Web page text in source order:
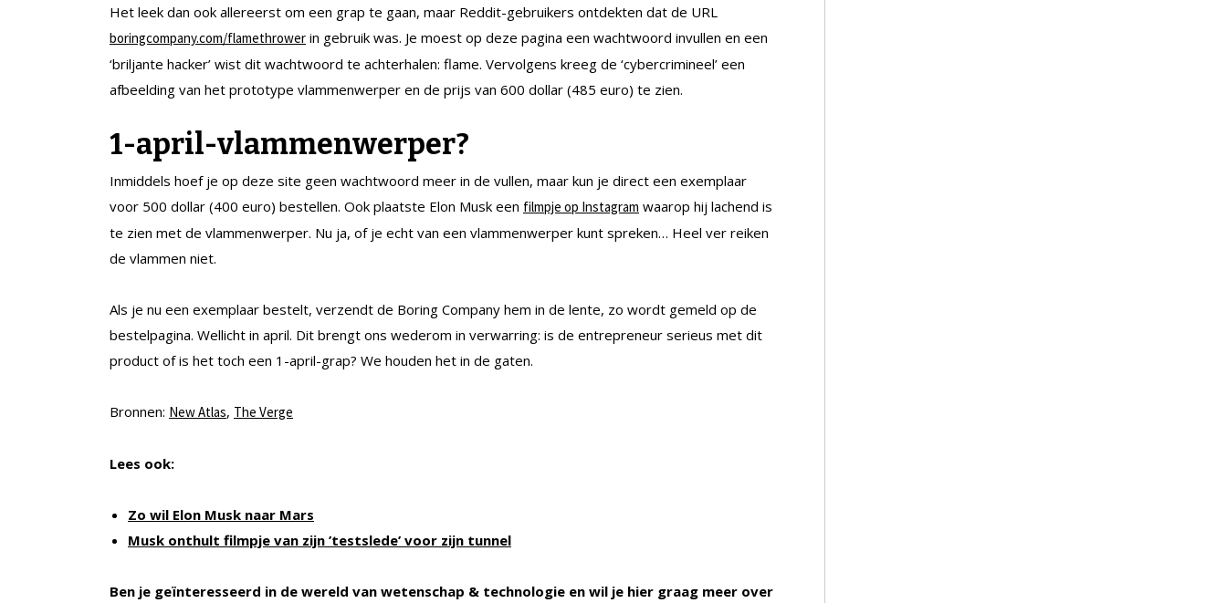
Het leek dan ook allereerst om een grap te gaan, maar Reddit-gebruikers ontdekten dat de URL
boringcompany.com/flamethrower in gebruik was. Je moest op deze pagina een wachtwoord invullen en een
‘briljante hacker’ wist dit wachtwoord te achterhalen: flame. Vervolgens kreeg de ‘cybercrimineel’ een
afbeelding van het prototype vlammenwerper en de prijs van 600 dollar (485 euro) te zien.
1-april-vlammenwerper?
Inmiddels hoef je op deze site geen wachtwoord meer in de vullen, maar kun je direct een exemplaar
voor 500 dollar (400 euro) bestellen. Ook plaatste Elon Musk een filmpje op Instagram waarop hij lachend is
te zien met de vlammenwerper. Nu ja, of je echt van een vlammenwerper kunt spreken… Heel ver reiken
de vlammen niet.
Als je nu een exemplaar bestelt, verzendt de Boring Company hem in de lente, zo wordt gemeld op de
bestelpagina. Wellicht in april. Dit brengt ons wederom in verwarring: is de entrepreneur serieus met dit
product of is het toch een 1-april-grap? We houden het in de gaten.
Bronnen: New Atlas, The Verge
Lees ook:
Zo wil Elon Musk naar Mars
Musk onthult filmpje van zijn ’testslede’ voor zijn tunnel
Ben je geïnteresseerd in de wereld van wetenschap & technologie en wil je hier graag meer over